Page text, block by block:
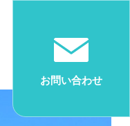
お問い合わせ